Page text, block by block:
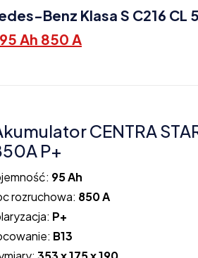
Benz Klasa S C216
95 Ah 850 A
CENTRA
P+
95 Ah
rozruchowa: 850 A
P+
B13